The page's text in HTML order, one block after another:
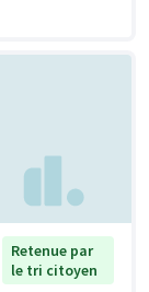
Retenue par
le tri citoyen